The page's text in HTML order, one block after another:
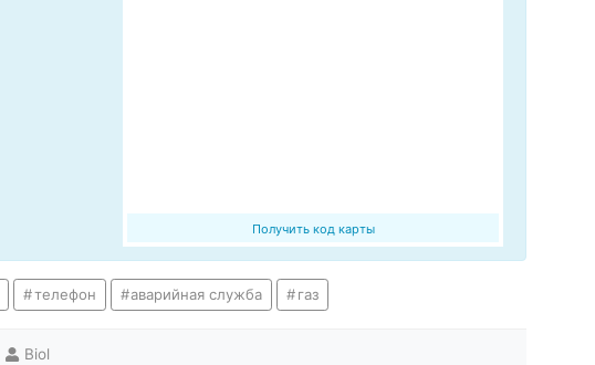
Получить код карты
телефон аварийная служба газ
Biol